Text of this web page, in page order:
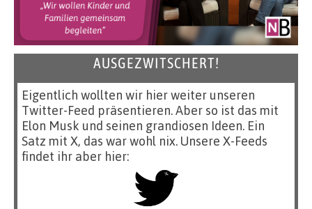
AUSGEZWITSCHERT!
Eigentlich wollten wir hier weiter unseren
Twitter-Feed präsentieren. Aber so ist das mit
Elon Musk und seinen grandiosen Ideen. Ein
Satz mit X, das war wohl nix. Unsere X-Feeds
findet ihr aber hier: